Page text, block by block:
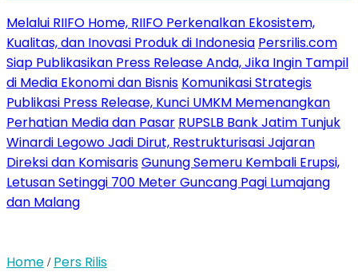
Melalui RIIFO Home, RIIFO Perkenalkan Ekosistem,
Kualitas, dan Inovasi Produk di Indonesia Persrilis.com
Siap Publikasikan Press Release Anda, Jika Ingin Tampil
di Media Ekonomi dan Bisnis Komunikasi Strategis
Publikasi Press Release, Kunci UMKM Memenangkan
Perhatian Media dan Pasar RUPSLB Bank Jatim Tunjuk
Winardi Legowo Jadi Dirut, Restrukturisasi Jajaran
Direksi dan KomisarisGunung Semeru Kembali Erupsi,
Letusan Setinggi 700 Meter Guncang Pagi Lumajang
dan Malang
Home / Pers Rilis